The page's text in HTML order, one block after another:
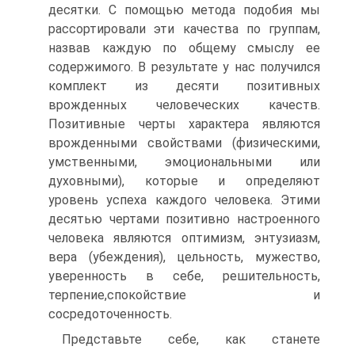
десятки. С помощью метода подобия мы
рассортировали эти качества по группам,
назвав каждую по общему смыслу ее
содержимого. В результате у нас получился
комплект из десяти позитивных
врожденных человеческих качеств.
Позитивные черты характера являются
врожденными свойствами (физическими,
умственными, эмоциональными или
духовными), которые и определяют
уровень успеха каждого человека. Этими
десятью чертами позитивно настроенного
человека являются оптимизм, энтузиазм,
вера (убеждения), цельность, мужество,
уверенность в себе, решительность,
терпение,спокойствие и
сосредоточенность.
Представьте себе, как станете